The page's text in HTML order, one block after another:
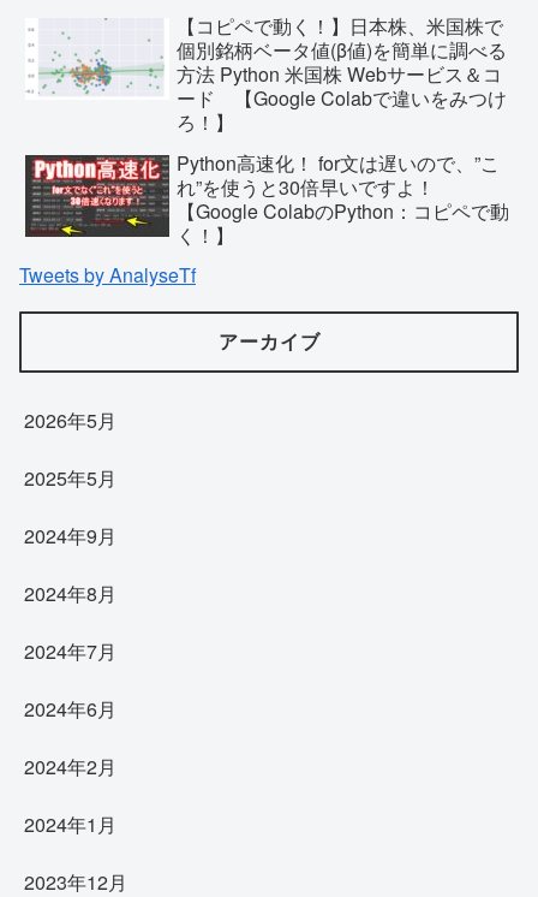
【コピペで動く！】日本株、米国株で
個別銘柄ベータ値(β値)を簡単に調べる
方法 Python 米国株 Webサービス＆コ
ード 【Google Colabで違いをみつけ
ろ！】
Python高速化！ for文は遅いので、”こ
れ”を使うと30倍早いですよ！
【Google ColabのPython：コピペで動
く！】
Tweets by AnalyseTf
アーカイブ
2026年5月
2025年5月
2024年9月
2024年8月
2024年7月
2024年6月
2024年2月
2024年1月
2023年12月